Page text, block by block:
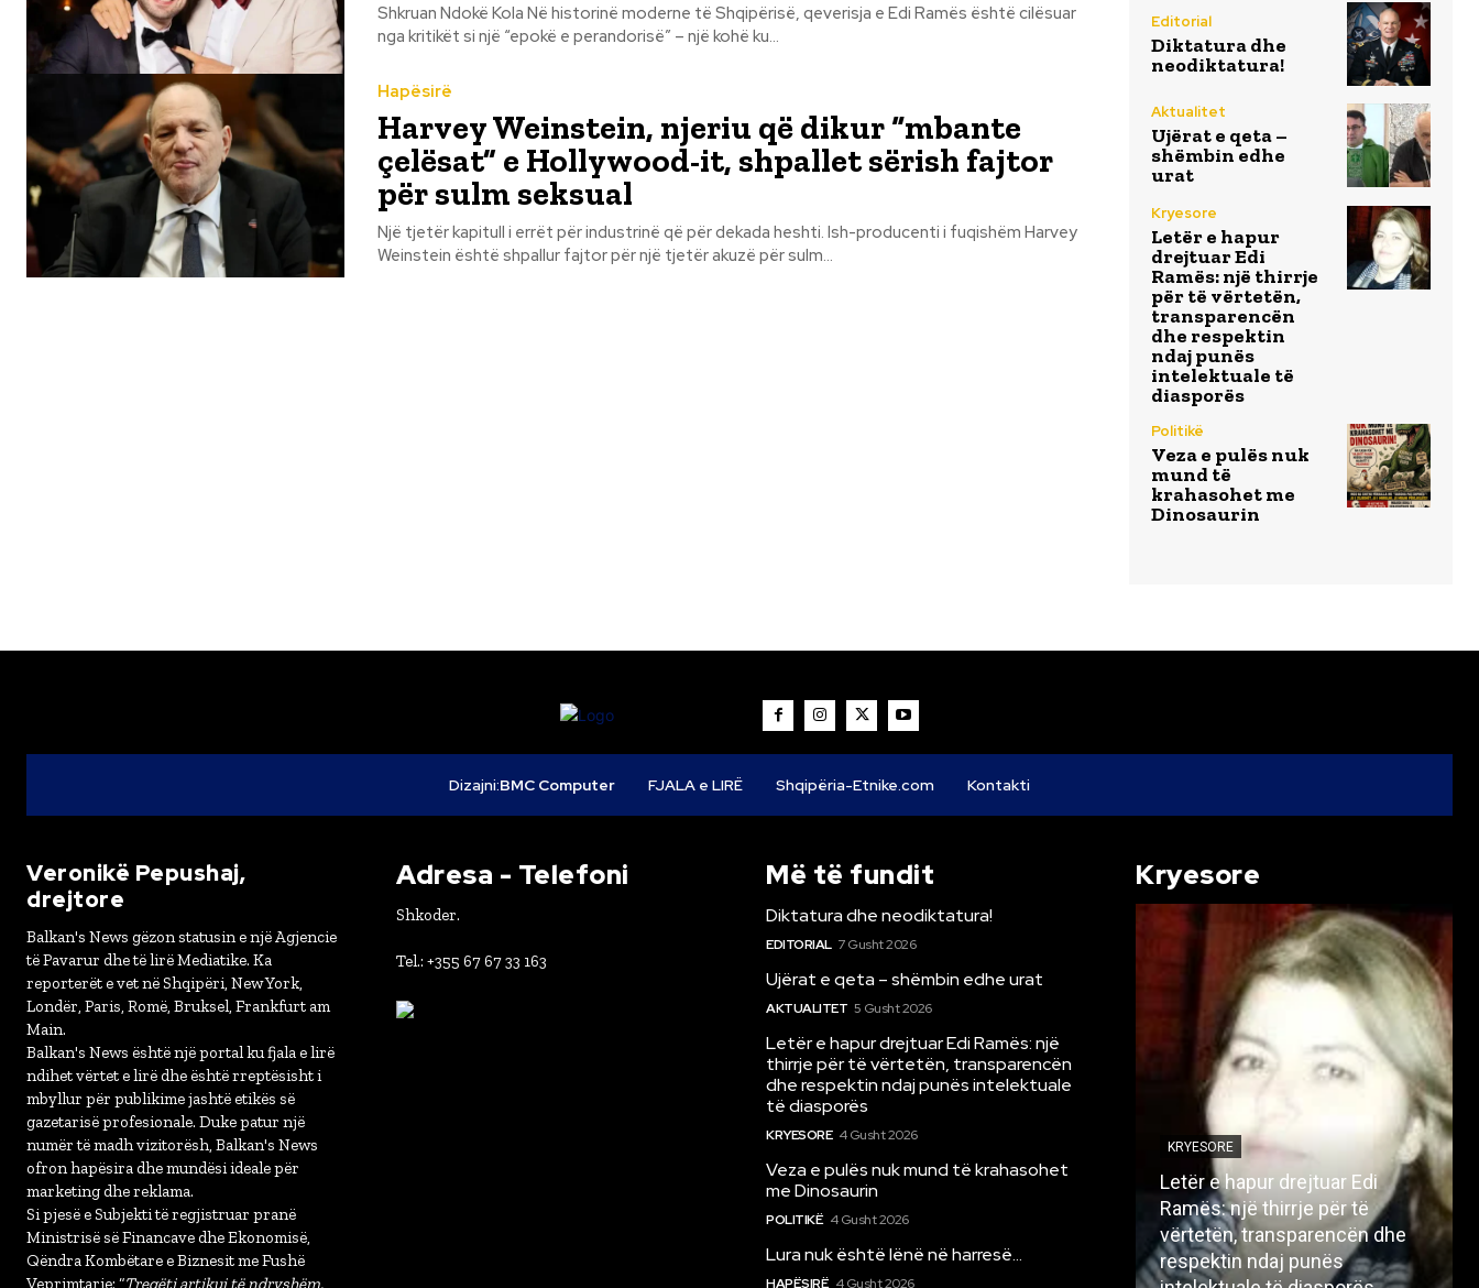
Shkruan Ndokë Kola Në historinë moderne të Shqipërisë, qeverisja e Edi Ramës është cilësuar
nga kritikët si një “epokë e perandorisë” – një kohë ku...
Hapësirë
Harvey Weinstein, njeriu që dikur “mbante
çelësat” e Hollywood-it, shpallet sërish fajtor
për sulm seksual
Një tjetër kapitull i errët për industrinë që për dekada heshti. Ish-producenti i fuqishëm Harvey
Weinstein është shpallur fajtor për një tjetër akuzë për sulm...
Editorial
Diktatura dhe
neodiktatura!
Aktualitet
Ujërat e qeta –
shëmbin edhe
urat
Kryesore
Letër e hapur
drejtuar Edi
Ramës: një thirrje
për të vërtetën,
transparencën
dhe respektin
ndaj punës
intelektuale të
diasporës
Politikë
Veza e pulës nuk
mund të
krahasohet me
Dinosaurin
Dizajni:BMC Computer FJALA e LIRË Shqipëria-Etnike.com Kontakti
Veronikë Pepushaj,
drejtore
Balkan's News gëzon statusin e një Agjencie
të Pavarur dhe të lirë Mediatike. Ka
reporterët e vet në Shqipëri, New York,
Londër, Paris, Romë, Bruksel, Frankfurt am
Main.
Balkan's News është një portal ku fjala e lirë
ndihet vërtet e lirë dhe është rreptësisht i
mbyllur për publikime jashtë etikës së
gazetarisë profesionale. Duke patur një
numër të madh vizitorësh, Balkan's News
ofron hapësira dhe mundësi ideale për
marketing dhe reklama.
Si pjesë e Subjekti të regjistruar pranë
Ministrisë së Financave dhe Ekonomisë,
Qëndra Kombëtare e Biznesit me Fushë
Veprimtarie: “Tregëti artikuj të ndryshëm,
Adresa - Telefoni
Shkoder.
Tel.: +355 67 67 33 163
Më të fundit
Diktatura dhe neodiktatura!
EDITORIAL 7 Gusht 2026
Ujërat e qeta – shëmbin edhe urat
AKTUALITET 5 Gusht 2026
Letër e hapur drejtuar Edi Ramës: një
thirrje për të vërtetën, transparencën
dhe respektin ndaj punës intelektuale
të diasporës
KRYESORE 4 Gusht 2026
Veza e pulës nuk mund të krahasohet
me Dinosaurin
POLITIKË 4 Gusht 2026
Lura nuk është lënë në harresë…
HAPËSIRË 4 Gusht 2026
Kryesore
KRYESORE
Letër e hapur drejtuar Edi
Ramës: një thirrje për të
vërtetën, transparencën dhe
respektin ndaj punës